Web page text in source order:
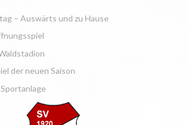
– Auswärts und zu Hause
der neuen Saison